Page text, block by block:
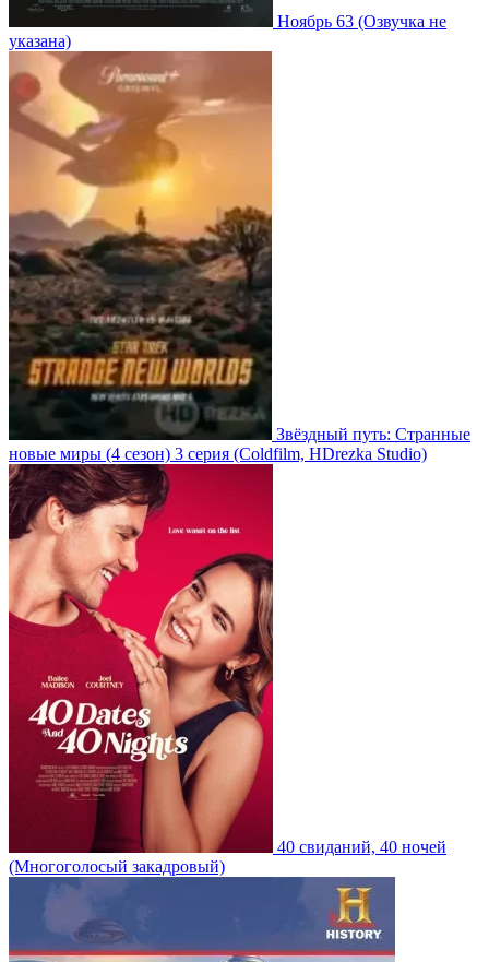
Ноябрь 63 (Озвучка не
указана)
Звёздный путь: Странные
новые миры (4 сезон) 3 серия (Coldfilm, HDrezka Studio)
40 свиданий, 40 ночей
(Многоголосый закадровый)